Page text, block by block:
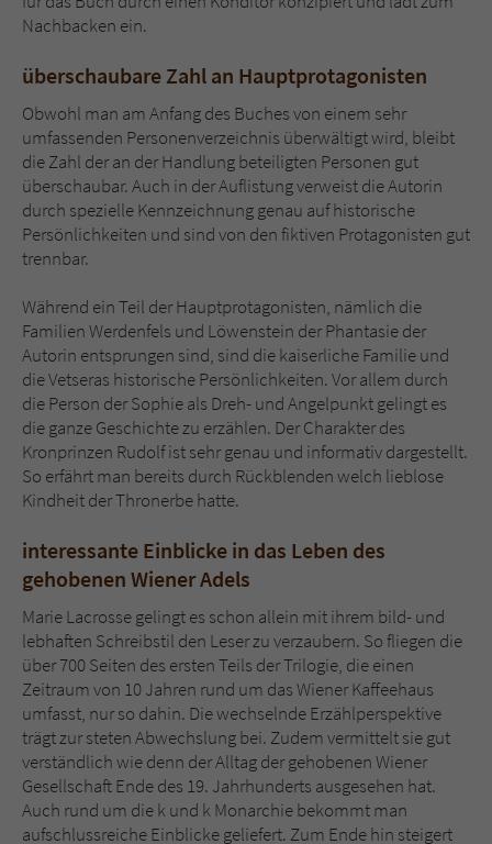
Nachbacken ein.
überschaubare Zahl an Hauptprotagonisten
Obwohl man am Anfang des Buches von einem sehr
umfassenden Personenverzeichnis überwältigt wird, bleibt
die Zahl der an der Handlung beteiligten Personen gut
überschaubar. Auch in der Auflistung verweist die Autorin
durch spezielle Kennzeichnung genau auf historische
Persönlichkeiten und sind von den fiktiven Protagonisten gut
trennbar.
Während ein Teil der Hauptprotagonisten, nämlich die
Familien Werdenfels und Löwenstein der Phantasie der
Autorin entsprungen sind, sind die kaiserliche Familie und
die Vetseras historische Persönlichkeiten. Vor allem durch
die Person der Sophie als Dreh- und Angelpunkt gelingt es
die ganze Geschichte zu erzählen. Der Charakter des
Kronprinzen Rudolf ist sehr genau und informativ dargestellt.
So erfährt man bereits durch Rückblenden welch lieblose
Kindheit der Thronerbe hatte.
interessante Einblicke in das Leben des
gehobenen Wiener Adels
Marie Lacrosse gelingt es schon allein mit ihrem bild- und
lebhaften Schreibstil den Leser zu verzaubern. So fliegen die
über 700 Seiten des ersten Teils der Trilogie, die einen
Zeitraum von 10 Jahren rund um das Wiener Kaffeehaus
umfasst, nur so dahin. Die wechselnde Erzählperspektive
trägt zur steten Abwechslung bei. Zudem vermittelt sie gut
verständlich wie denn der Alltag der gehobenen Wiener
Gesellschaft Ende des 19. Jahrhunderts ausgesehen hat.
Auch rund um die k und k Monarchie bekommt man
aufschlussreiche Einblicke geliefert. Zum Ende hin steigert